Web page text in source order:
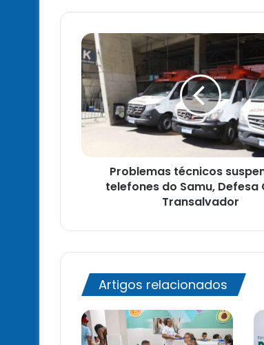
Problemas
técnicos
suspendem
telefones
do
Samu,
Defesa
e
TransalvadorProblemas técnicos
telefones do Samu, Defesa
Transalvador
Artigos relacionados